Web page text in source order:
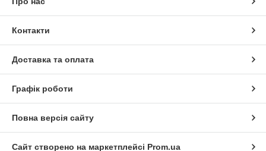
Контакти
Доставка та оплата
Графік роботи
Повна версія сайту
Сайт створено на маркетплейсі Prom.ua